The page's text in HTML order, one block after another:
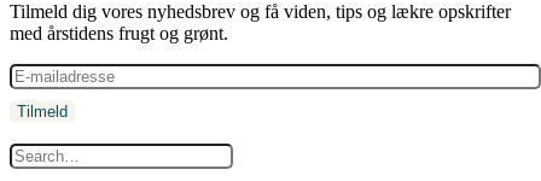
Tilmeld dig vores nyhedsbrev og få viden, tips og lækre opskrifter
med årstidens frugt og grønt.